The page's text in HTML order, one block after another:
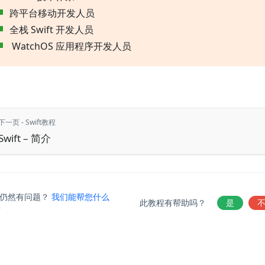
跨平台移动开发人员
全栈 Swift 开发人员
WatchOS 应用程序开发人员
一页 - Swift教程
– 简介
然有问题？我们能帮您什么
此教程有帮助吗？ 是